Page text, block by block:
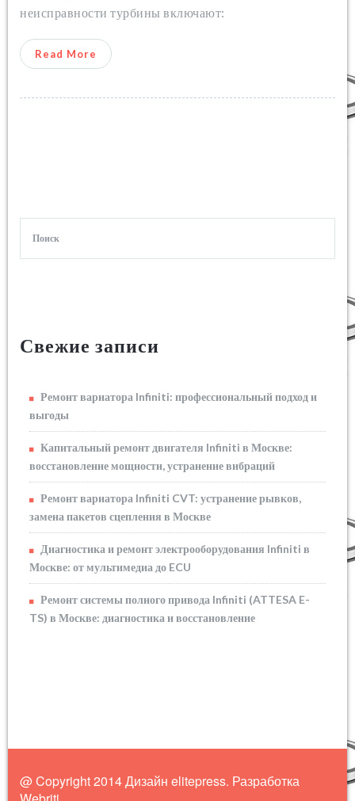
неисправности турбины включают:
Read More
Свежие записи
Ремонт вариатора Infiniti: профессиональный подход и
выгоды
Капитальный ремонт двигателя Infiniti в Москве:
восстановление мощности, устранение вибраций
Ремонт вариатора Infiniti CVT: устранение рывков,
замена пакетов сцепления в Москве
Диагностика и ремонт электрооборудования Infiniti в
Москве: от мультимедиа до ECU
Ремонт системы полного привода Infiniti (ATTESA E-
TS) в Москве: диагностика и восстановление
@ Copyright 2014 Дизайн elitepress. Разработка